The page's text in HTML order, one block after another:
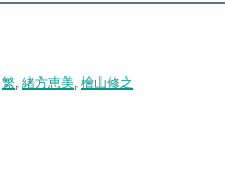
繁 緒方恵美 檜山修之